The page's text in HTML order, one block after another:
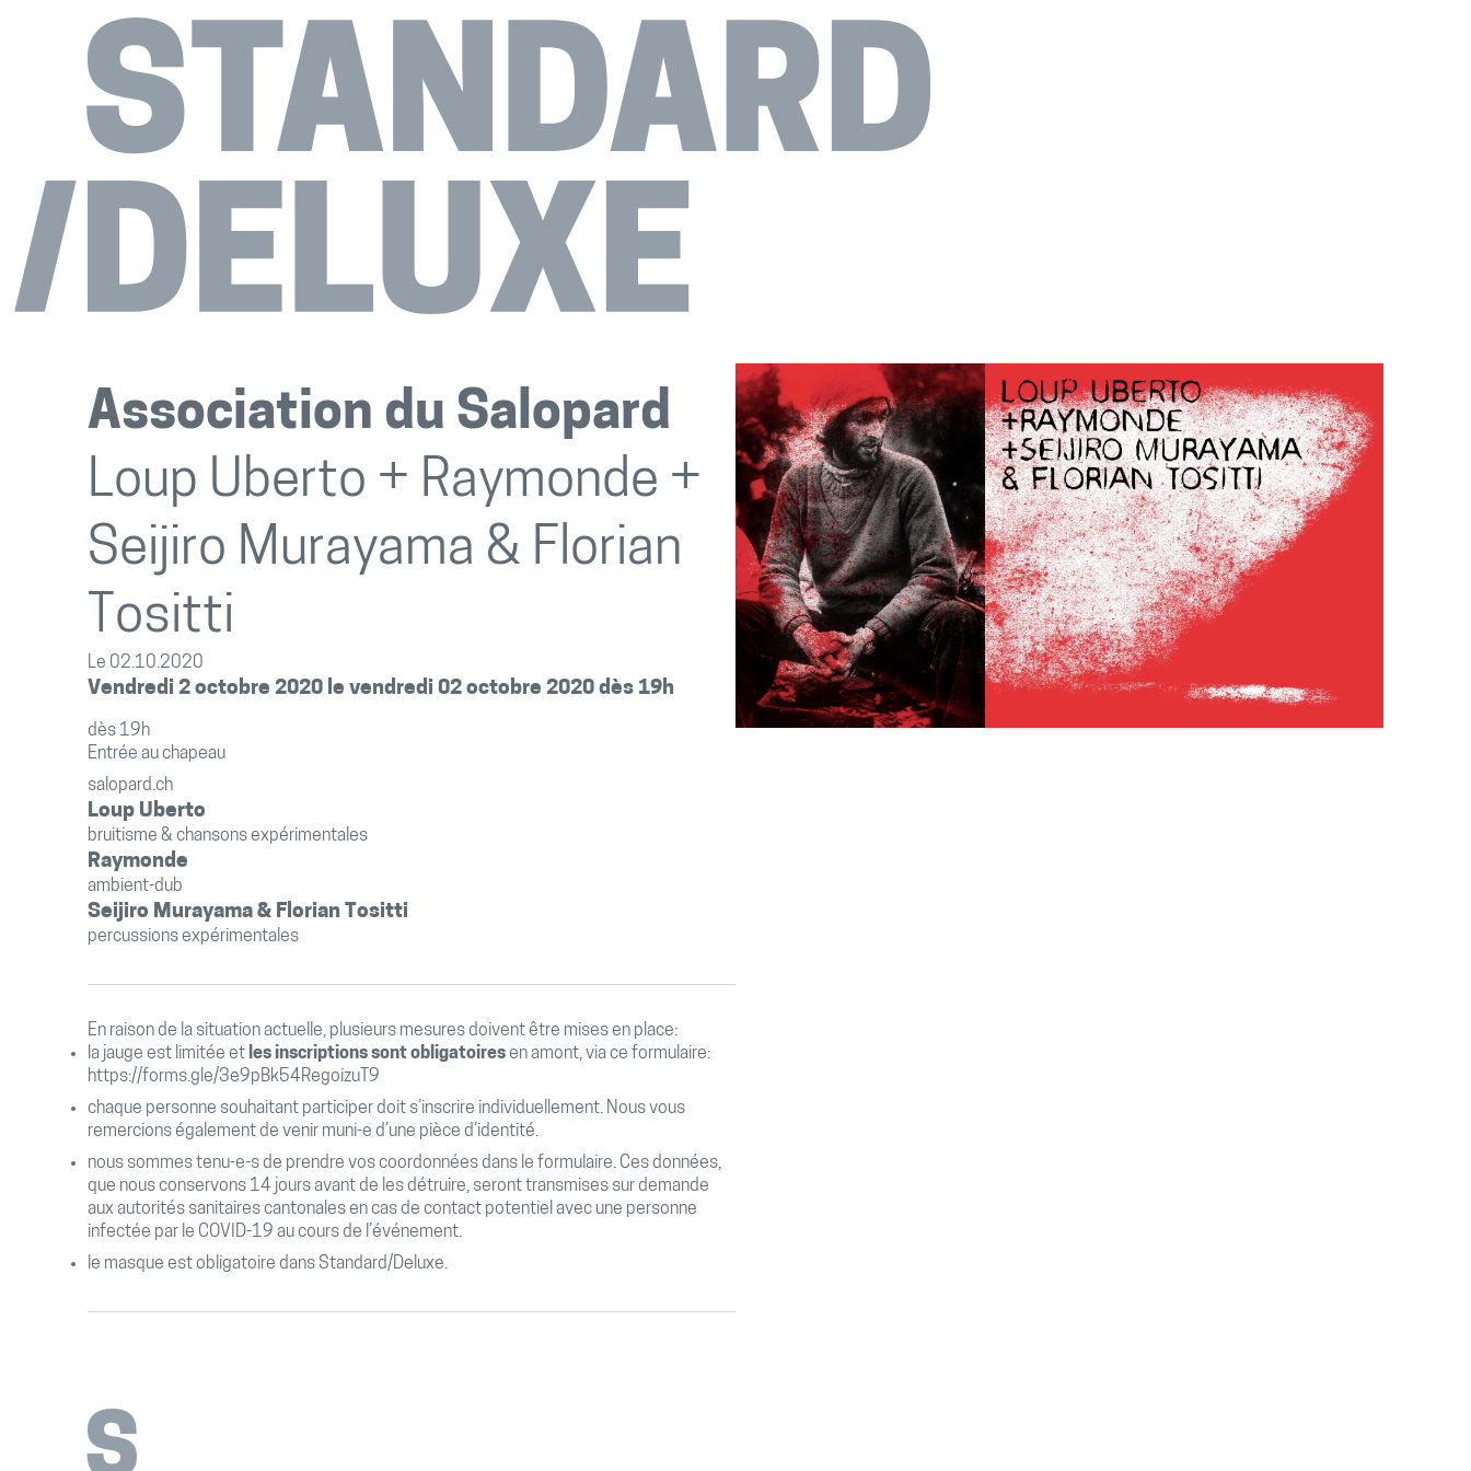
Association du Salopard
Loup Uberto + Raymonde +
Seijiro Murayama & Florian
Tositti
Le 02.10.2020
Vendredi 2 octobre 2020 le vendredi 02 octobre 2020 dès 19h
dès 19h
Entrée au chapeau
salopard.ch
Loup Uberto
bruitisme & chansons expérimentales
Raymonde
ambient-dub
Seijiro Murayama & Florian Tositti
percussions expérimentales
En raison de la situation actuelle, plusieurs mesures doivent être mises en place:
la jauge est limitée et les inscriptions sont obligatoiresen amont, via ce formulaire:
https://forms.gle/3e9pBk54RegoizuT9
chaque personne souhaitant participer doit s’inscrire individuellement. Nous vous
remercions également de venir muni-e d’une pièce d’identité.
nous sommes tenu-e-s de prendre vos coordonnées dans le formulaire. Ces données,
que nous conservons 14 jours avant de les détruire, seront transmises sur demande
aux autorités sanitaires cantonales en cas de contact potentiel avec une personne
infectée par le COVID-19 au cours de l’événement.
le masque est obligatoire dans Standard/Deluxe.